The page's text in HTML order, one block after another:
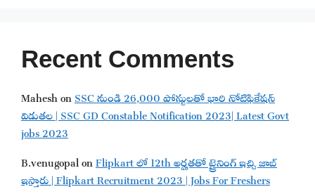
Recent Comments
MaheshonSSC నుండి 26,000 పోస్టులతో భారి నోటిఫికేషన్
విడుతల | SSC GD Constable Notification 2023| Latest Govt
jobs 2023
B.venugopalonFlipkart లో 12th అర్హతతో ట్రైనింగ్ ఇచ్చి జాబ్
ఇస్తారు | Flipkart Recruitment 2023 | Jobs For Freshers